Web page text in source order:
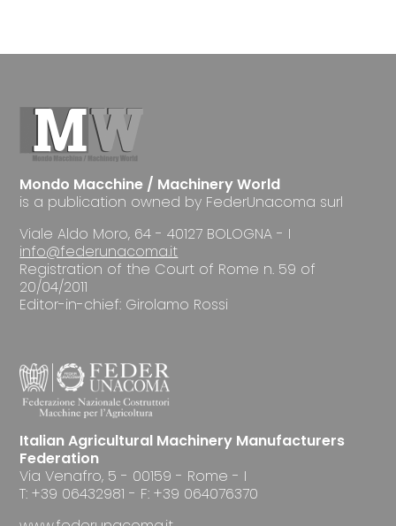
Mondo Macchine / Machinery World
is a publication owned by FederUnacoma surl
Viale Aldo Moro, 64 - 40127 BOLOGNA - I
info@federunacoma.it
Registration of the Court of Rome n. 59 of
20/04/2011
Editor-in-chief: Girolamo Rossi
Italian Agricultural Machinery Manufacturers
Federation
Via Venafro, 5 - 00159 - Rome - I
T: +39 06432981 - F: +39 064076370